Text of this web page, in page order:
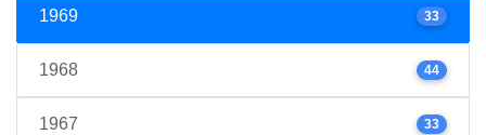
1969 33
1968 44
1967 33